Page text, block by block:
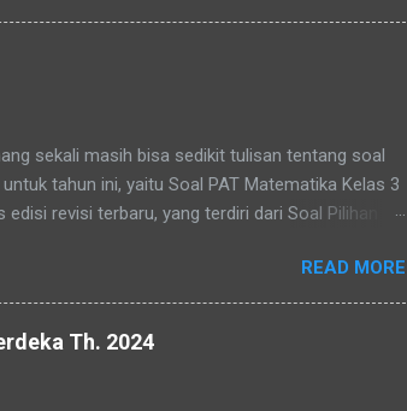
7 ini terdiri dari 25 butir soal, 20 pilihan ganda
adapun naskah soalnya silahkan di download
Judul Berita, Teras Berita, dan Isi Berita 2. Judul
sekali masih bisa sedikit tulisan tentang soal
tahun ini, yaitu Soal PAT Matematika Kelas 3
revisi terbaru, yang terdiri dari Soal Pilihan
di postingan kali ini adalah Kunci Jawabannya
atau supaya tidak ribet, tinggal nonton saja
adalah videonya: xxx Berikut adalah kunci
10. c. 3 11. b. Tumpul dan lancip 12. d. Persegi
READ MORE
Th. 2024